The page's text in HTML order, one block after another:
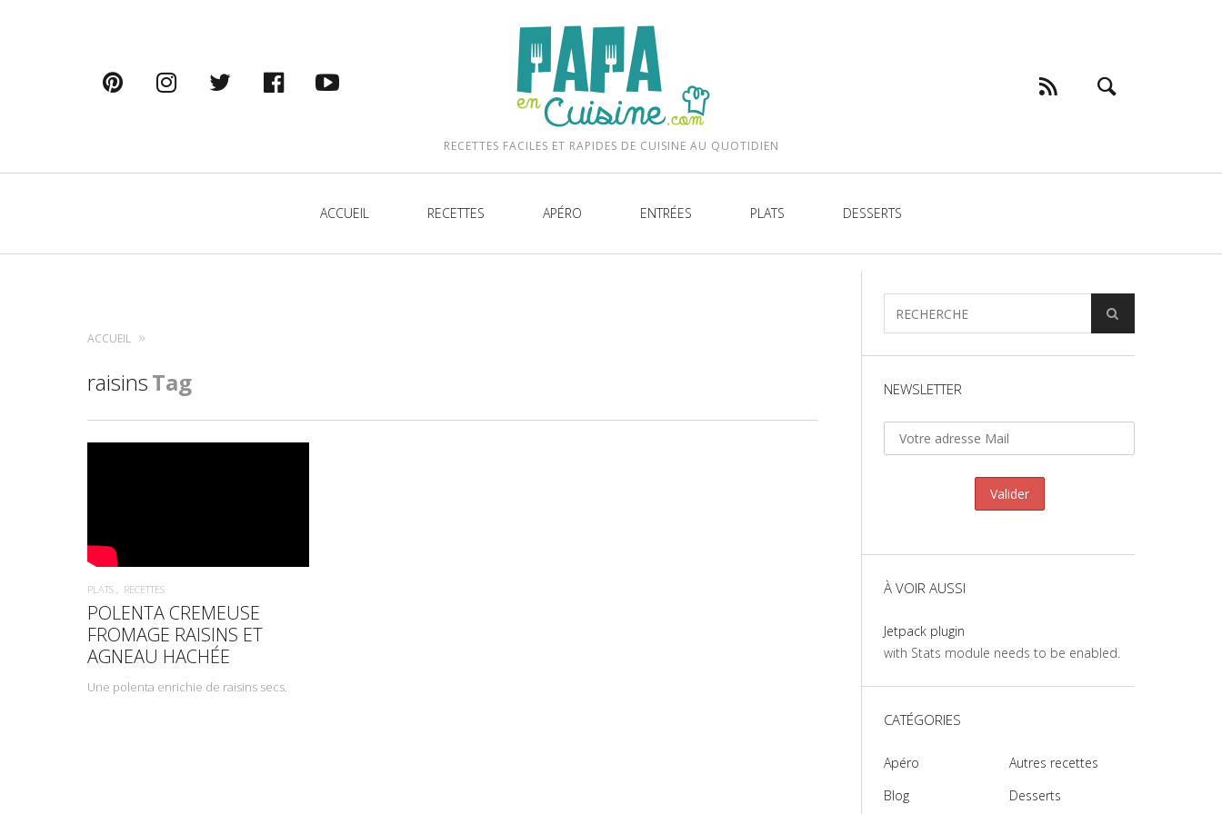
pinterestinstagram
twitter facebook
RECETTES FACILES ET RAPIDES DE CUISINE AU QUOTIDIEN
ACCUEIL RECETTES APÉRO ENTRÉES PLATS DESSERTS
ACCUEIL
raisinsTag
PLATS RECETTES
POLENTA CREMEUSE
FROMAGE RAISINS ET
AGNEAU HACHÉE
Une polenta enrichie de raisins secs.
NEWSLETTER
À VOIR AUSSI
Jetpack plugin
with Stats module needs to be enabled.
CATÉGORIES
Apéro
Autres recettes
Blog
Desserts